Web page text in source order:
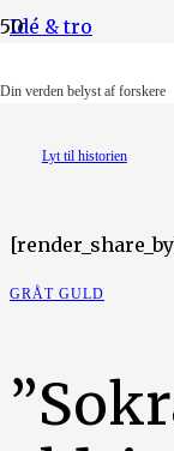
Din verden belyst af forskere
Idé & tro
Illustration:
Lyt til historien
GRÅT GULD